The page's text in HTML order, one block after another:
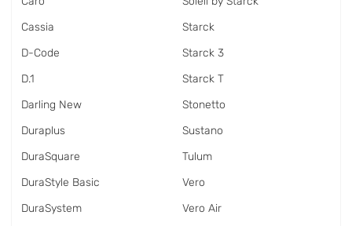
Cassia
D-Code
D.1
Darling New
Duraplus
DuraSquare
DuraStyle Basic
DuraSystem
Starck
Starck 3
Starck T
Stonetto
Sustano
Tulum
Vero
Vero Air